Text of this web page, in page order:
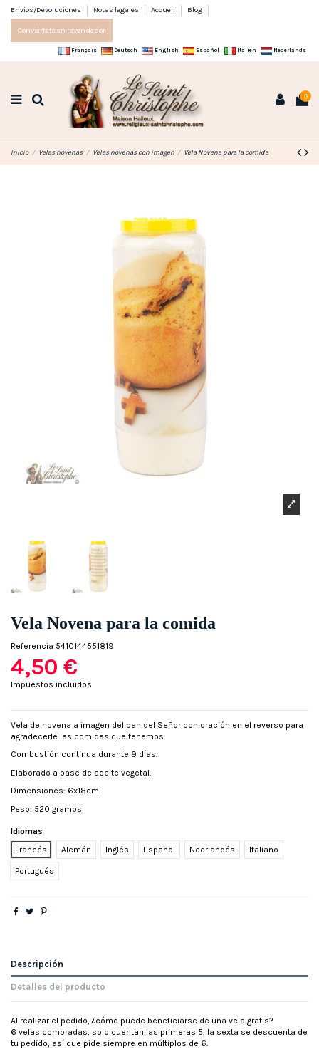
Envios/Devoluciones Notas legales Accueil Blog
Conviértete en revendedor
Français Deutsch English Español Italien Nederlands
0
Inicio Velas novenas Velas novenas con imagen Vela Novena para la comida
Vela Novena para la comida
Referencia 5410144551819
4,50 €
Impuestos incluidos
Vela de novena a imagen del pan del Señor con oración en el reverso para
agradecerle las comidas que tenemos.
Combustión continua durante 9 días.
Elaborado a base de aceite vegetal.
Dimensiones: 6x18cm
Peso: 520 gramos
Idiomas
Francés
Alemán Inglés Español Neerlandés Italiano
Portugués
Descripción
Detalles del producto
Al realizar el pedido, ¿cómo puede beneficiarse de una vela gratis?
6 velas compradas, solo cuentan las primeras 5, la sexta se descuenta de
tu pedido, así que pide siempre en múltiplos de 6.